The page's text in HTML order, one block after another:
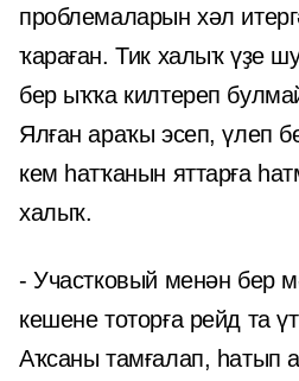
проблемаларын хәл
ҡараған. Тик халыҡ үҙе
бер ыҡҡа килтереп
Ялған араҡы эсеп, үлеп
кем һатҡанын яттарға
халыҡ.
- Участковый менән бер
кешене тоторға рейд та
Аҡсаны тамғалап, һатып